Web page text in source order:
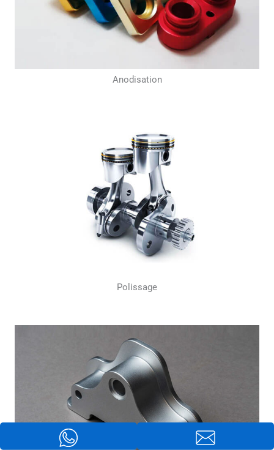
Anodisation
Polissage